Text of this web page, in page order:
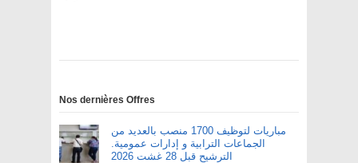
Nos dernières Offres
مباريات لتوظيف 1700 منصب بالعديد من
الجماعات الترابية و إدارات عمومية.
الترشيح قبل 28 غشت 2026